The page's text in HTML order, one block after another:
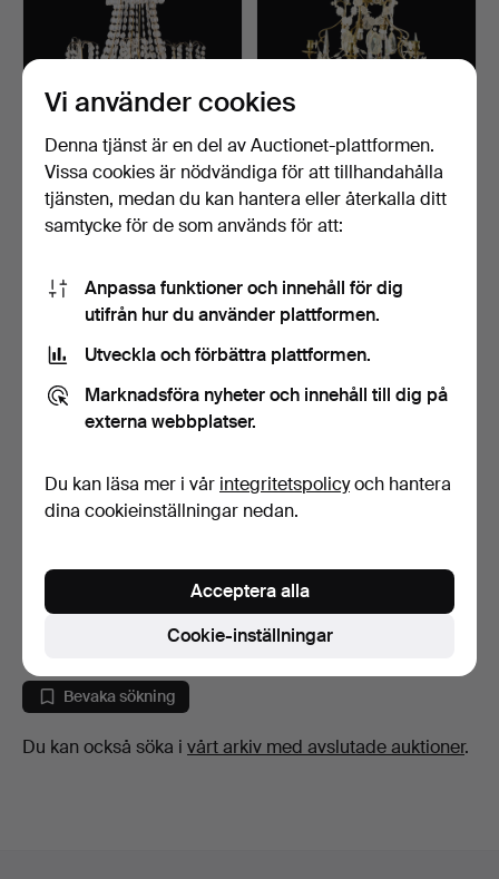
LJUSKRONA,
sengustaviansk stil,
omkring år…
LJUSKRONA, rokokostil,
1900-tal.
6 dagar
1900-talets första …
1 bud
Bevaka sökning
Du kan också söka i vårt arkiv med avslutade auktioner.
Vi använder cookies
Denna tjänst är en del av Auctionet-plattformen.
Vissa cookies är nödvändiga för att tillhandahålla
tjänsten, medan du kan hantera eller återkalla ditt
samtycke för de som används för att:
Anpassa funktioner och innehåll för dig
utifrån hur du använder plattformen.
Utveckla och förbättra plattformen.
Marknadsföra nyheter och innehåll till dig på
externa webbplatser.
Du kan läsa mer i vår integritetspolicyoch hantera
dina cookieinställningar nedan.
Cookie-inställningar
Acceptera alla